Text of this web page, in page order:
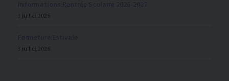
3 juillet 2026
3 juillet 2026